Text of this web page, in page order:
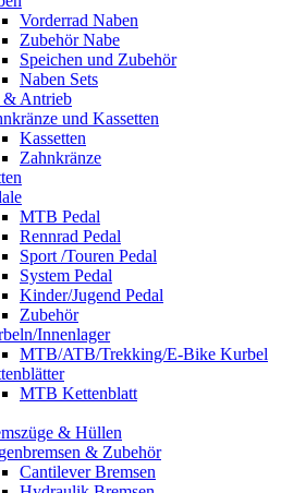
Vorderrad Naben
Zubehör Nabe
Speichen und Zubehör
Naben Sets
& Antrieb
und Kassetten
Kassetten
Zahnkränze
MTB Pedal
Rennrad Pedal
Sport /Touren Pedal
System Pedal
Kinder/Jugend Pedal
Zubehör
Innenlager
MTB/ATB/Trekking/E-Bike Kurbel
MTB Kettenblatt
& Hüllen
& Zubehör
Cantilever Bremsen